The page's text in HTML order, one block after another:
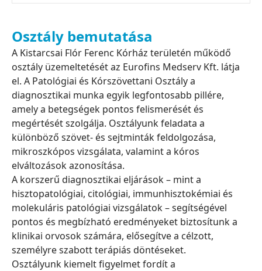
Osztály bemutatása
A Kistarcsai Flór Ferenc Kórház területén működő
osztály üzemeltetését az Eurofins Medserv Kft. látja
el. A Patológiai és Kórszövettani Osztály a
diagnosztikai munka egyik legfontosabb pillére,
amely a betegségek pontos felismerését és
megértését szolgálja. Osztályunk feladata a
különböző szövet- és sejtminták feldolgozása,
mikroszkópos vizsgálata, valamint a kóros
elváltozások azonosítása.
A korszerű diagnosztikai eljárások – mint a
hisztopatológiai, citológiai, immunhisztokémiai és
molekuláris patológiai vizsgálatok – segítségével
pontos és megbízható eredményeket biztosítunk a
klinikai orvosok számára, elősegítve a célzott,
személyre szabott terápiás döntéseket.
Osztályunk kiemelt figyelmet fordít a